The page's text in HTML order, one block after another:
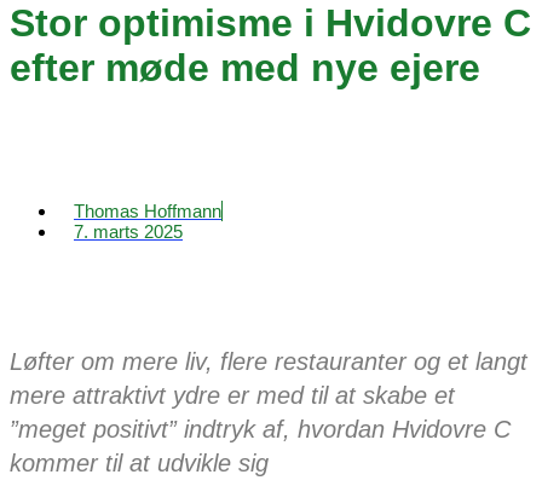
Stor optimisme i Hvidovre C
efter møde med nye ejere
Thomas Hoffmann
7. marts 2025
Løfter om mere liv, flere restauranter og et langt
mere attraktivt ydre er med til at skabe et
”meget positivt” indtryk af, hvordan Hvidovre C
kommer til at udvikle sig